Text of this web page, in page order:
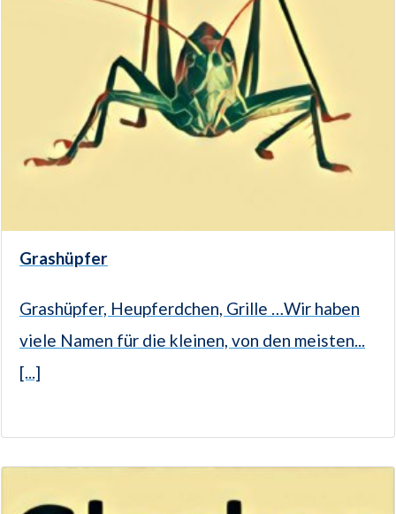
Grashüpfer
Grashüpfer, Heupferdchen, Grille …Wir haben
viele Namen für die kleinen, von den meisten...
[...]